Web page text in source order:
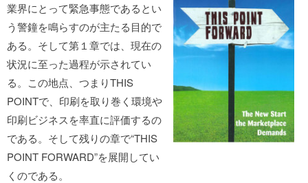
業界にとって緊急事態であるとい
う警鐘を鳴らすのが主たる目的で
ある。そして第１章では、現在の
状況に至った過程が示されてい
る。この地点、つまりTHIS
POINTで、印刷を取り巻く環境や
印刷ビジネスを率直に評価するの
である。そして残りの章で“THIS
POINT FORWARD”を展開してい
くのである。